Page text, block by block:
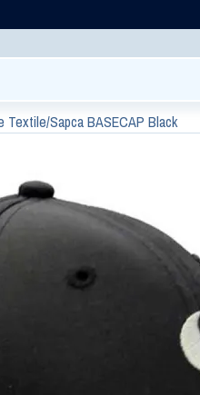
Textile/Sapca BASECAP Black